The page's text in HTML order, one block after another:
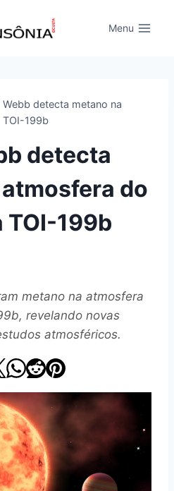
Menu
detecta metano na
TOI-199b
detecta
do
TOI-199b
metano na atmosfera
revelando novas
atmosféricos.